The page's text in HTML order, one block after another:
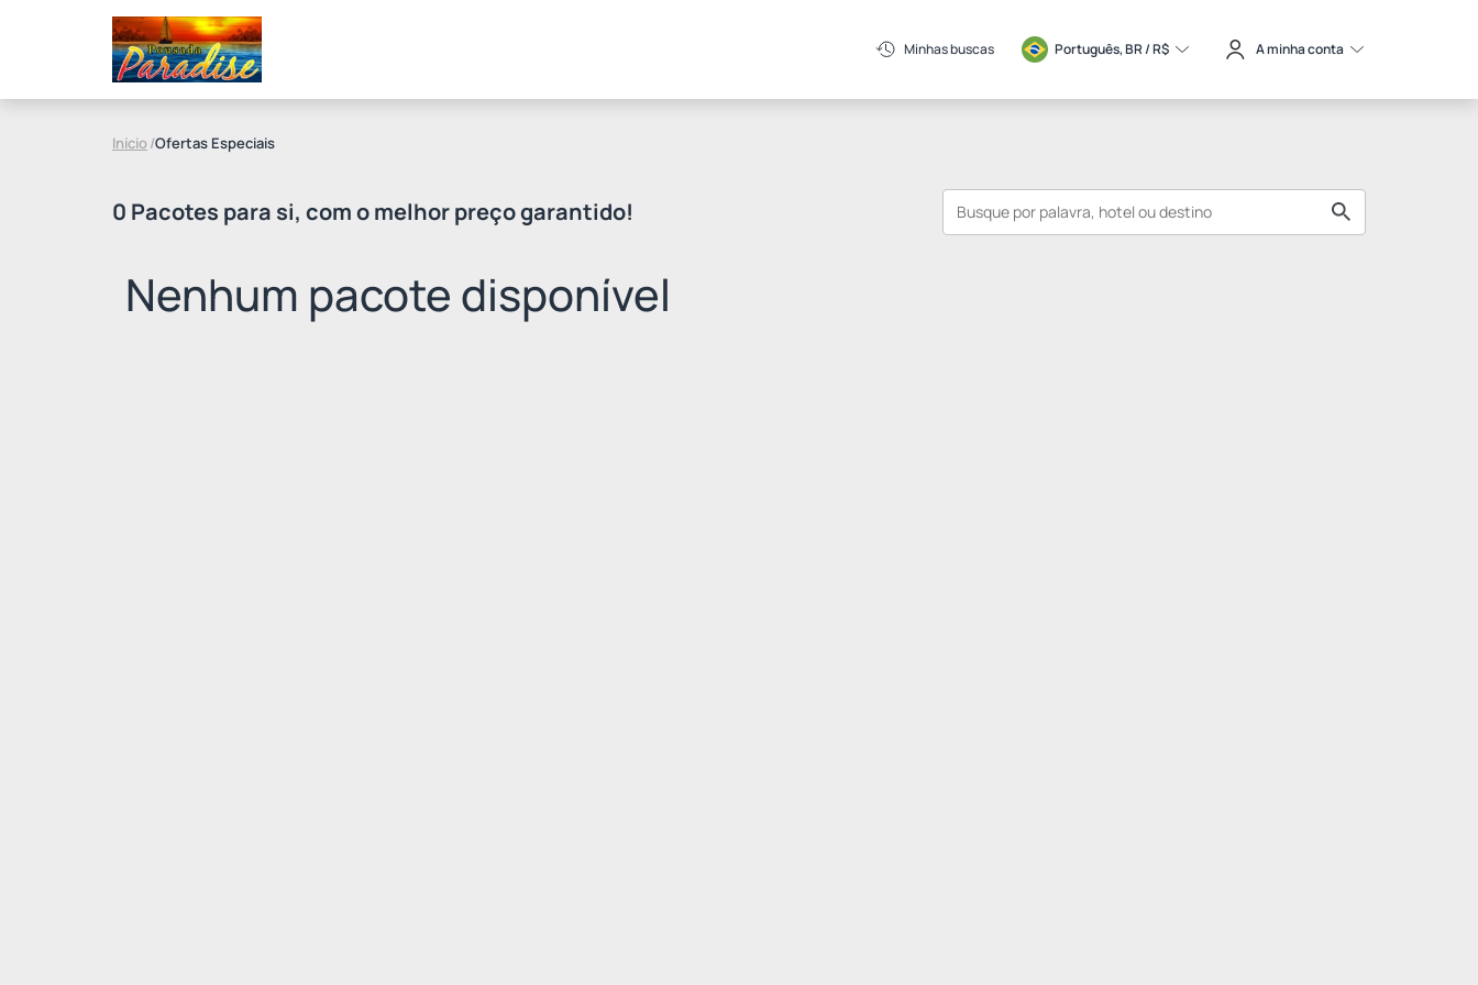
Minhas buscas Português, BR / R$ A minha conta
Início/Ofertas Especiais
0 Pacotes para si, com o melhor preço garantido!
Nenhum pacote disponível